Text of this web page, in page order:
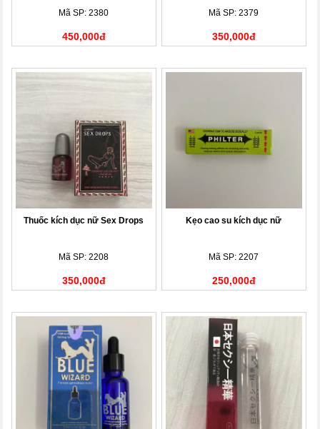
Mã SP: 2380
450,000đ
Mã SP: 2379
350,000đ
Thuốc kích dục nữ Sex Drops
Mã SP: 2208
350,000đ
Kẹo cao su kích dục nữ
Mã SP: 2207
250,000đ